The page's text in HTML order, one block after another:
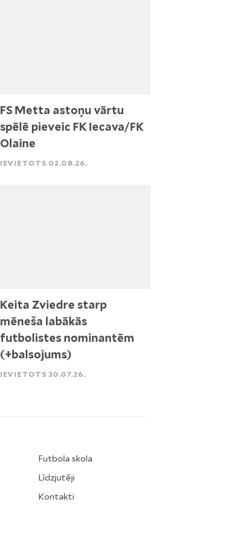
FS Metta astoņu vārtu
spēlē pieveic FK Iecava/FK
Olaine
IEVIETOTS 02.08.26.
Keita Zviedre starp
mēneša labākās
futbolistes nominantēm
(+balsojums)
IEVIETOTS 30.07.26.
Futbola skola
Līdzjutēji
Kontakti